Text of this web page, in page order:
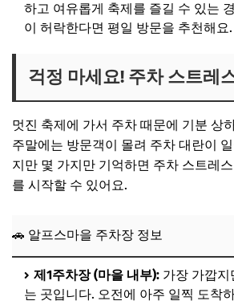
하고 여유롭게 축제를 즐길 수 있는
이 허락한다면 평일 방문을 추천해요.
걱정 마세요! 주차 스트레
멋진 축제에 가서 주차 때문에 기분 상
주말에는 방문객이 몰려 주차 대란이
지만 몇 가지만 기억하면 주차 스트레
를 시작할 수 있어요.
🚗 알프스마을 주차장 정보
제1주차장 (마을 내부): 가장 가깝지
는 곳입니다. 오전에 아주 일찍 도착